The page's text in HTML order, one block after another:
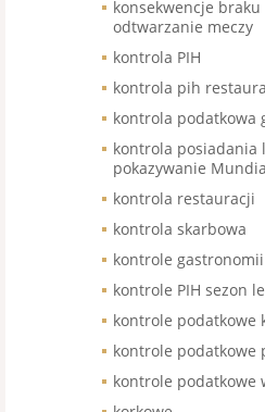
konsekwencje
odtwarzanie meczy
kontrola PIH
kontrola pih
kontrola podatkowa
kontrola posiadania
pokazywanie
kontrola restauracji
kontrola skarbowa
kontrole gastronomii
kontrole PIH sezon
kontrole podatkowe
kontrole podatkowe
kontrole podatkowe